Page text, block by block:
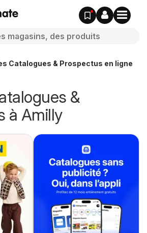
Catalogues & Prospectus en ligne
&
à Amilly